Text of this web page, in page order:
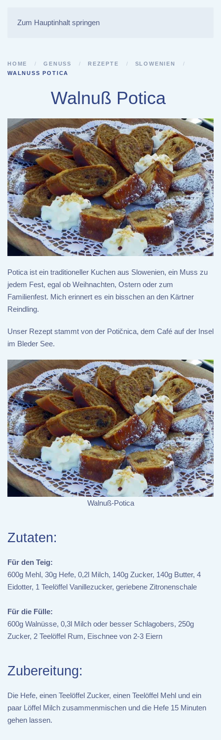
Zum Hauptinhalt springen
HOME GENUSS REZEPTE
SLOWENIEN
WALNUSS POTICA
Walnuß Potica
Potica ist ein traditioneller Kuchen aus Slowenien, ein Muss zu
jedem Fest, egal ob Weihnachten, Ostern oder zum
Familienfest. Mich erinnert es ein bisschen an den Kärtner
Reindling.
Unser Rezept stammt von der Potičnica, dem Café auf der Insel
im Bleder See.
Walnuß-Potica
Zutaten:
Für den Teig:
600g Mehl, 30g Hefe, 0,2l Milch, 140g Zucker, 140g Butter, 4
Eidotter, 1 Teelöffel Vanillezucker, geriebene Zitronenschale
Für die Fülle:
600g Walnüsse, 0,3l Milch oder besser Schlagobers, 250g
Zucker, 2 Teelöffel Rum, Eischnee von 2-3 Eiern
Zubereitung:
Die Hefe, einen Teelöffel Zucker, einen Teelöffel Mehl und ein
paar Löffel Milch zusammenmischen und die Hefe 15 Minuten
gehen lassen.